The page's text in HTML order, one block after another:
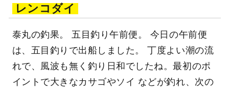
レンコダイ
泰丸の釣果。 五目釣り午前便。 今日の午前便
は、五目釣りで出船しました。 丁度よい潮の流
れで、風波も無く釣り日和でしたね。最初のポ
イントで大きなカサゴやソイ などが釣れ、次の